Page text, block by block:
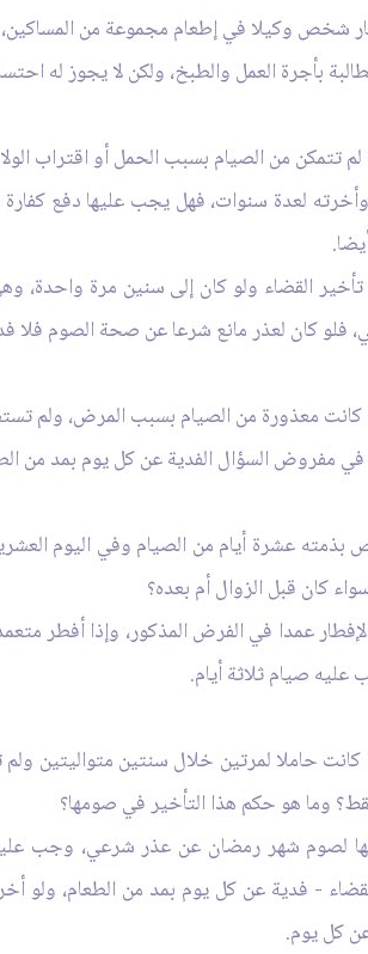
شخص وكيلا في إطعام مجموعة من المساكين،
بأجرة العمل والطبخ، ولكن لا يجوز له
لم تتمكن من الصيام بسبب الحمل أو اقتراب
لعدة سنوات، فهل يجب عليها دفع
القضاء ولو كان إلى سنين مرة واحدة،
فلو كان لعذر مانع شرعا عن صحة الصوم فلا
كانت معذورة من الصيام بسبب المرض، ولم
مفروض السؤال الفدية عن كل يوم بمد من
عشرة أيام من الصيام وفي اليوم
كان قبل الزوال أم بعده؟
عمدا في الفرض المذكور، وإذا أفطر
صيام ثلاثة أيام.
كانت حاملا لمرتين خلال سنتين متواليتين
وما هو حكم هذا التأخير في صومها؟
لصوم شهر رمضان عن عذر شرعي، وجب
- فدية عن كل يوم بمد من الطعام، ولو
كل يوم.